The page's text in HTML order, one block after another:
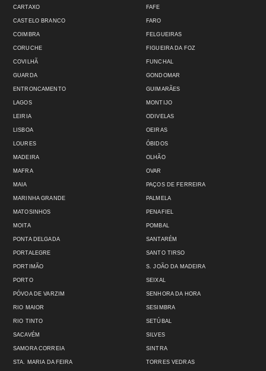
CARTAXO
CASTELO BRANCO
COIMBRA
CORUCHE
COVILHÃ
GUARDA
ENTRONCAMENTO
FAFE
FARO
FELGUEIRAS
FIGUEIRA DA FOZ
FUNCHAL
GONDOMAR
GUIMARÃES
LAGOS
LEIRIA
LISBOA
LOURES
MADEIRA
MAFRA
MAIA
MARINHA GRANDE
MATOSINHOS
MOITA
MONTIJO
ODIVELAS
OEIRAS
ÓBIDOS
OLHÃO
OVAR
PAÇOS DE FERREIRA
PALMELA
PENAFIEL
POMBAL
PONTA DELGADA
PORTALEGRE
PORTIMÃO
PORTO
PÓVOA DE VARZIM
RIO MAIOR
RIO TINTO
SACAVÉM
SAMORA CORREIA
STA. MARIA DA FEIRA
SANTARÉM
SANTO TIRSO
S. JOÃO DA MADEIRA
SEIXAL
SENHORA DA HORA
SESIMBRA
SETÚBAL
SILVES
SINTRA
TORRES VEDRAS